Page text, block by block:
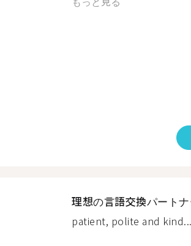
理想の言語交換パート
patient, polite and kind...